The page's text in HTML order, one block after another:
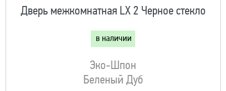
Дверь межкомнатная LX 2 Черное стекло
в наличии
Эко-Шпон
Беленый Дуб